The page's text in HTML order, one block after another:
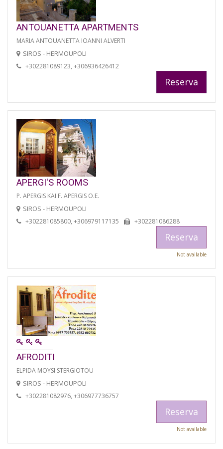
ANTOUANETTA APARTMENTS
MARIA ANTOUANETTA IOANNI ALVERTI
SIROS - HERMOUPOLI
+302281089123, +306936426412
Reserva
APERGI'S ROOMS
P. APERGIS KAI F. APERGIS O.E.
SIROS - HERMOUPOLI
+302281085800, +306979117135 +302281086288
Reserva
Not available
AFRODITI
ELPIDA MOYSI STERGIOTOU
SIROS - HERMOUPOLI
+302281082976, +306977736757
Reserva
Not available